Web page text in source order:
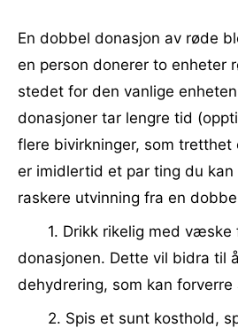
En dobbel donasjon av røde
en person donerer to enheter
stedet for den vanlige
donasjoner tar lengre tid
flere bivirkninger, som tretthet
er imidlertid et par ting du kan
raskere utvinning fra en
1. Drikk rikelig med
donasjonen. Dette vil bidra til
dehydrering, som kan forverre
2. Spis et sunt kosthold,